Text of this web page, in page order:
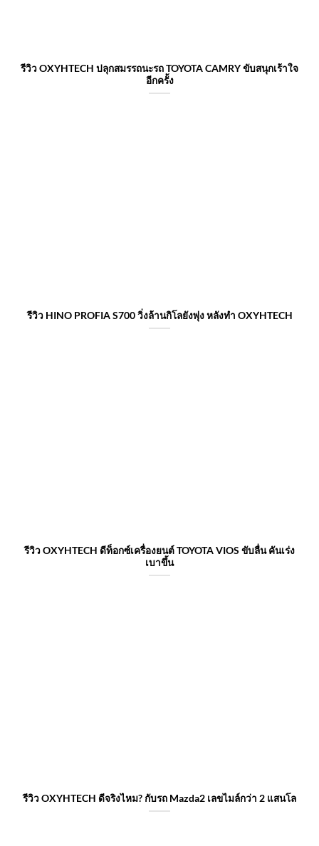
รีวิว OXYHTECH ปลุกสมรรถนะรถ TOYOTA CAMRY ขับสนุกเร้าใจ
อีกครั้ง
รีวิว HINO PROFIA S700 วิ่งล้านกิโลยังพุ่ง หลังทำ OXYHTECH
รีวิว OXYHTECH ดีท็อกซ์เครื่องยนต์ TOYOTA VIOS ขับลื่น คันเร่ง
เบาขึ้น
รีวิว OXYHTECH ดีจริงไหม? กับรถ Mazda2 เลขไมล์กว่า 2 แสนโล